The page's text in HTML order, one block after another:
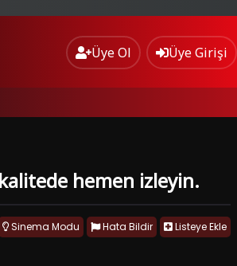
Üye Ol Üye Girişi
hemen izleyin.
Listeye Ekle
Hata Bildir
Sinema Modu